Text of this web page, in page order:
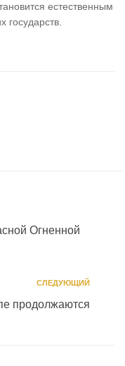
естественным
Огненной
СЛЕДУЮЩИЙ
продолжаются